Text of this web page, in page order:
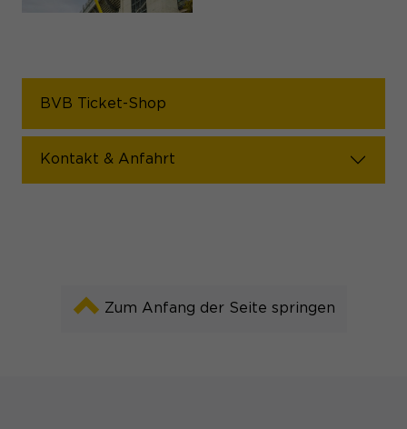
BVB Ticket-Shop
Kontakt & Anfahrt
Zum Anfang der Seite springen